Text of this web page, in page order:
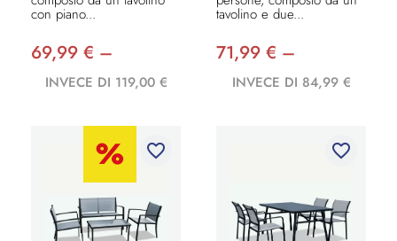
con piano...
69,99 € –
INVECE DI 119,00 €
tavolino e due...
71,99 € –
INVECE DI 84,99 €
favorite_border favorite_border